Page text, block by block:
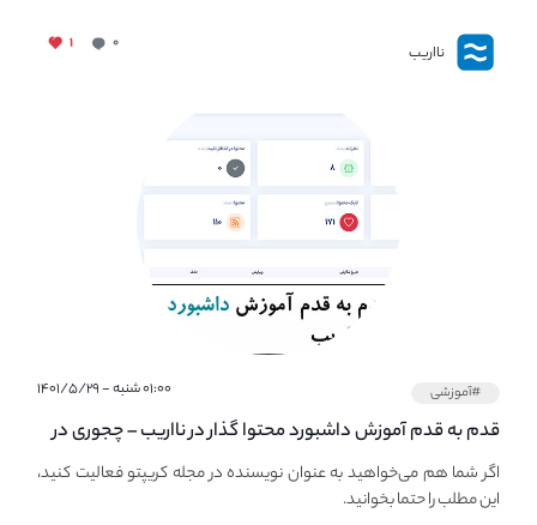
نااریب ۰ ۱
#آموزشی ۰۱:۰۰ شنبه - ۱۴۰۱/۵/۲۹
قدم به قدم آموزش داشبورد محتوا گذار در نااریب – چجوری در
نااریب محتوا بگذاریم؟
اگر شما هم می‌خواهید به عنوان نویسنده در مجله کریپتو فعالیت کنید،
این مطلب را حتما بخوانید.